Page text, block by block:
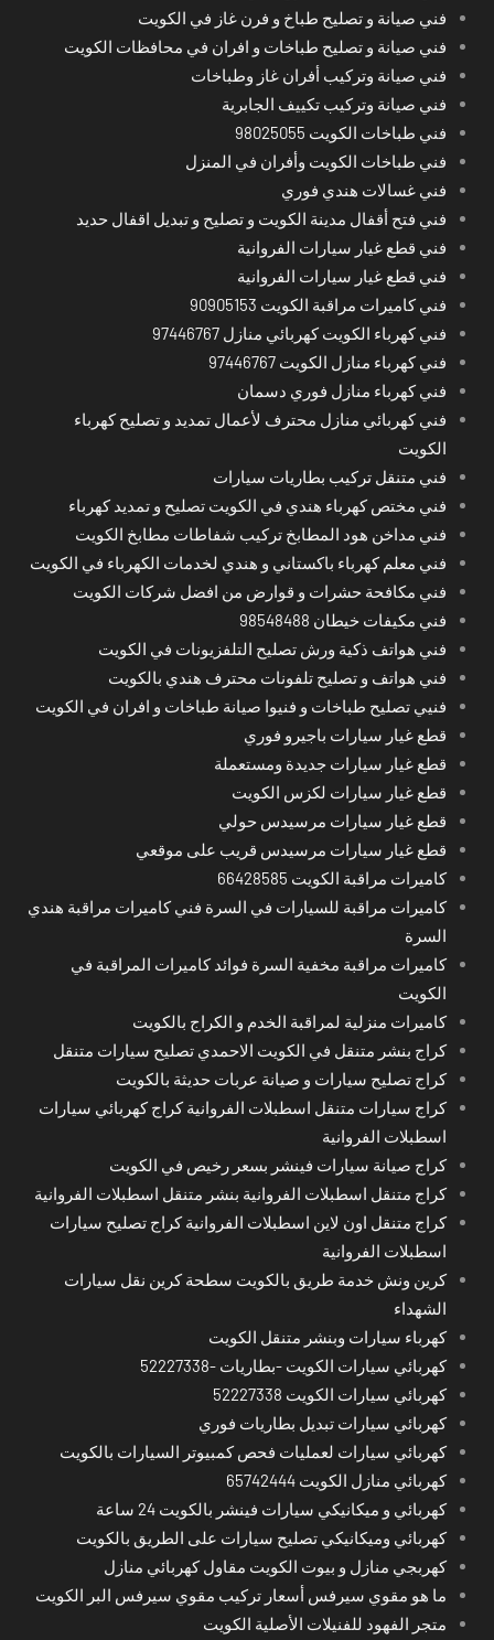
فني صيانة و تصليح طباخ و فرن غاز في الكويت
فني صيانة و تصليح طباخات و افران في محافظات الكويت
فني صيانة وتركيب أفران غاز وطباخات
فني صيانة وتركيب تكييف الجابرية
فني طباخات الكويت 98025055
فني طباخات الكويت وأفران في المنزل
فني غسالات هندي فوري
فني فتح أقفال مدينة الكويت و تصليح و تبديل اقفال حديد
فني قطع غيار سيارات الفروانية
فني قطع غيار سيارات الفروانية
فني كاميرات مراقبة الكويت 90905153
فني كهرباء الكويت كهربائي منازل 97446767
فني كهرباء منازل الكويت 97446767
فني كهرباء منازل فوري دسمان
فني كهربائي منازل محترف لأعمال تمديد و تصليح كهرباء
الكويت
فني متنقل تركيب بطاريات سيارات
فني مختص كهرباء هندي في الكويت تصليح و تمديد كهرباء
فني مداخن هود المطابخ تركيب شفاطات مطابخ الكويت
فني معلم كهرباء باكستاني و هندي لخدمات الكهرباء في الكويت
فني مكافحة حشرات و قوارض من افضل شركات الكويت
فني مكيفات خيطان 98548488
فني هواتف ذكية ورش تصليح التلفزيونات في الكويت
فني هواتف و تصليح تلفونات محترف هندي بالكويت
فنيي تصليح طباخات و فنيوا صيانة طباخات و افران في الكويت
قطع غيار سيارات باجيرو فوري
قطع غيار سيارات جديدة ومستعملة
قطع غيار سيارات لكزس الكويت
قطع غيار سيارات مرسيدس حولي
قطع غيار سيارات مرسيدس قريب على موقعي
كاميرات مراقبة الكويت 66428585
كاميرات مراقبة للسيارات في السرة فني كاميرات مراقبة هندي
السرة
كاميرات مراقبة مخفية السرة فوائد كاميرات المراقبة في
الكويت
كاميرات منزلية لمراقبة الخدم و الكراج بالكويت
كراج بنشر متنقل في الكويت الاحمدي تصليح سيارات متنقل
كراج تصليح سيارات و صيانة عربات حديثة بالكويت
كراج سيارات متنقل اسطبلات الفروانية كراج كهربائي سيارات
اسطبلات الفروانية
كراج صيانة سيارات فينشر بسعر رخيص في الكويت
كراج متنقل اسطبلات الفروانية بنشر متنقل اسطبلات الفروانية
كراج متنقل اون لاين اسطبلات الفروانية كراج تصليح سيارات
اسطبلات الفروانية
كرين ونش خدمة طريق بالكويت سطحة كرين نقل سيارات
الشهداء
كهرباء سيارات وبنشر متنقل الكويت
كهربائي سيارات الكويت -بطاريات -52227338
كهربائي سيارات الكويت 52227338
كهربائي سيارات تبديل بطاريات فوري
كهربائي سيارات لعمليات فحص كمبيوتر السيارات بالكويت
كهربائي منازل الكويت 65742444
كهربائي و ميكانيكي سيارات فينشر بالكويت 24 ساعة
كهربائي وميكانيكي تصليح سيارات على الطريق بالكويت
كهربجي منازل و بيوت الكويت مقاول كهربائي منازل
ما هو مقوي سيرفس أسعار تركيب مقوي سيرفس البر الكويت
متجر الفهود للفنيلات الأصلية الكويت